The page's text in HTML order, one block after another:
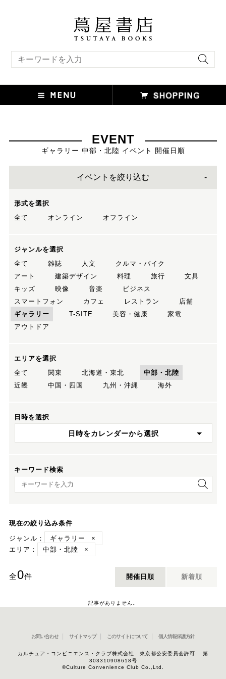
EVENT
ギャラリー 中部・北陸 イベント 開催日順
イベントを絞り込む
形式を選択
全て
オンライン オフライン
ジャンルを選択
全て
雑誌 人文
クルマ・バイク
アート
建築デザイン 料理 旅行
文具
キッズ
映像 音楽
ビジネス
スマートフォン
カフェ レストラン
店舗
ギャラリー
T-SITE 美容・健康
家電
アウトドア
エリアを選択
全て
関東 北海道・東北
中部・北陸
近畿
中国・四国 九州・沖縄 海外
日時を選択
日時をカレンダーから選択
キーワード検索
キーワード検索
現在の絞り込み条件
ジャンル：
ギャラリー
×
エリア：
中部・北陸 ×
全0件 開催日順 新着順
記事がありません。
お問い合わせ サイトマップ このサイトについて 個人情報保護方針
カルチュア・コンビニエンス・クラブ株式会社 東京都公安委員会許可 第
303310908618号
©Culture Convenience Club Co.,Ltd.